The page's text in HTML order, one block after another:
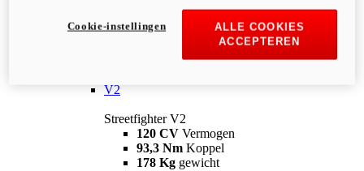
V2
Streetfighter V2
120 CV Vermogen
93,3 Nm Koppel
178 Kg gewicht
ALLE COOKIES
ACCEPTEREN
Cookie-instellingen